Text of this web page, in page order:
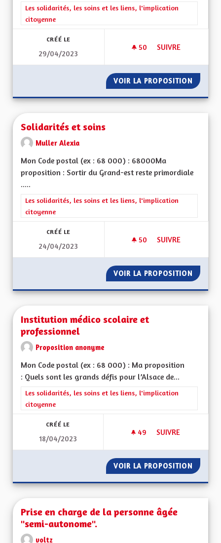
Filtrer les résultats de la catégorie : Les solidarités, les soins
Les solidarités, les soins et les liens, l'implication
citoyenne
CRÉÉ LE
29/04/2023
50 50 ABONNÉS
SUIVRE
VOIR LA PROPOSITION DEUX
Solidarités et soins
Muller Alexia
Mon Code postal (ex : 68 000) : 68000Ma
proposition : Sortir du Grand-est reste primordiale
.....
Filtrer les résultats de la catégorie : Les solidarités, les soins
Les solidarités, les soins et les liens, l'implication
citoyenne
CRÉÉ LE
24/04/2023
50 50 ABONNÉS
SUIVRE
VOIR LA PROPOSITION
Institution médico scolaire et
professionnel
Proposition anonyme
Mon Code postal (ex : 68 000) : Ma proposition
: Quels sont les grands défis pour l’Alsace de...
Filtrer les résultats de la catégorie : Les solidarités, les soins
Les solidarités, les soins et les liens, l'implication
citoyenne
CRÉÉ LE
18/04/2023
49 49 ABONNÉS
SUIVRE
VOIR LA PROPOSITION
Prise en charge de la personne âgée
"semi-autonome".
voltz